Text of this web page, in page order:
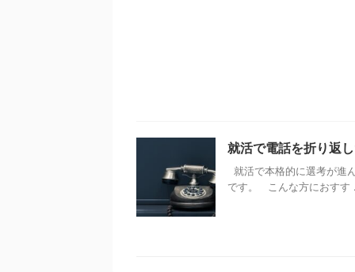
就活で電話を折り返
就活で本格的に選考が進
です。 こんな方におすす